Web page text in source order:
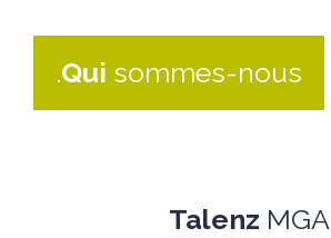
.Qui sommes-nous
Talenz MGA